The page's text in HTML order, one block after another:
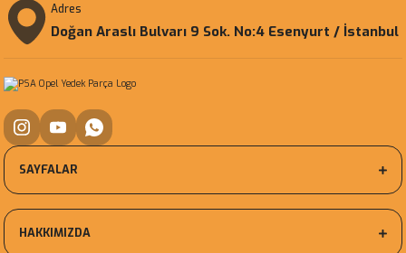
Adres
Doğan Araslı Bulvarı 9 Sok. No:4 Esenyurt / İstanbul
SAYFALAR
HAKKIMIZDA